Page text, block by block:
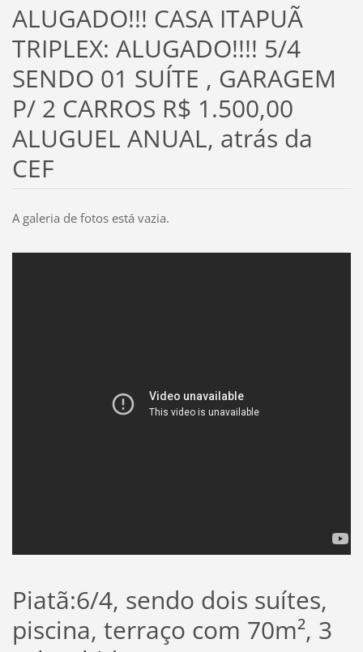
ALUGADO!!! CASA ITAPUÃ
TRIPLEX: ALUGADO!!!! 5/4
SENDO 01 SUÍTE , GARAGEM
P/ 2 CARROS R$ 1.500,00
ALUGUEL ANUAL, atrás da
CEF
A galeria de fotos está vazia.
Piatã:6/4, sendo dois suítes,
piscina, terraço com 70m², 3